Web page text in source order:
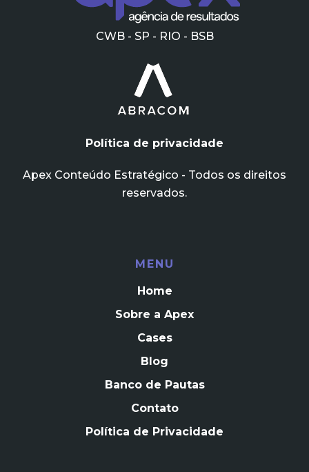
CWB - SP - RIO - BSB
Política de privacidade
Apex Conteúdo Estratégico - Todos os direitos
reservados.
MENU
Home
Sobre a Apex
Cases
Blog
Banco de Pautas
Contato
Política de Privacidade